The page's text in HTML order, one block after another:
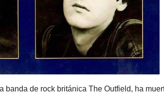
banda de rock británica The Outfield, ha